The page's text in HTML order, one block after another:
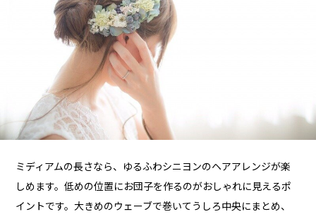
ミディアムの長さなら、ゆるふわシニヨンのヘアアレンジが楽
しめます。低めの位置にお団子を作るのがおしゃれに見えるポ
イントです。大きめのウェーブで巻いてうしろ中央にまとめ、